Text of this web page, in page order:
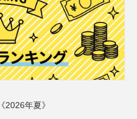
年夏》